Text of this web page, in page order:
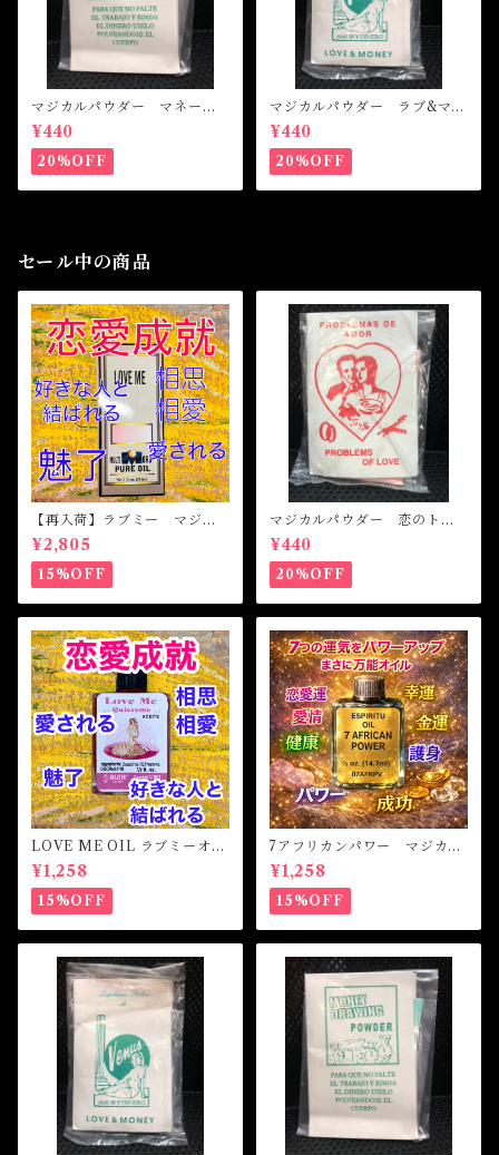
マジカルパウダー マネード
ローイング Magical Powde
r MONEY DRAWING
¥440
20%OFF
マジカルパウダー ラブ&マネ
ー Magical Powder LOVE
&MONEY
¥440
20%OFF
セール中の商品
【再入荷】ラブミー マジカ
ルオイル・魔女オイル Love
Me Magical Oil
¥2,805
15%OFF
マジカルパウダー 恋のトラ
ブル Magical Powder PR
OBLEM OF LOVE
¥440
20%OFF
LOVE ME OIL ラブミーオイ
ル -相思相愛・愛される-
¥1,258
15%OFF
7アフリカンパワー マジカル
オイル・魔女オイル 7AFRI
CAN POWERS Magical Oil
¥1,258
15%OFF